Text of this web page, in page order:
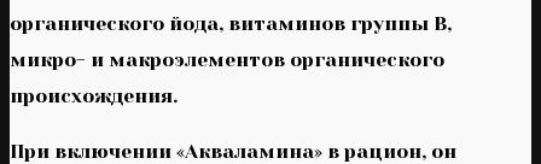
органического йода, витаминов группы В,
микро- и макроэлементов органического
происхождения.
При включении «Акваламина» в рацион, он